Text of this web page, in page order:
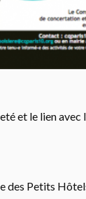
et le lien avec
des Petits